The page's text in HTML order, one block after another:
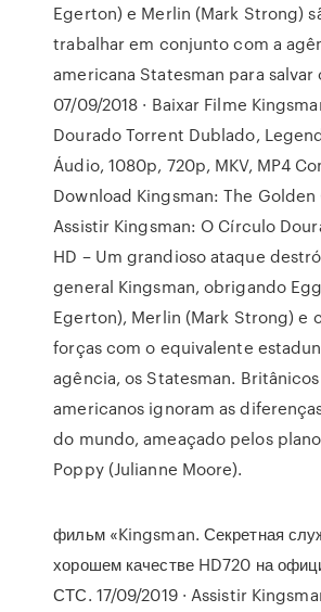
Egerton) e Merlin (Mark Strong)
trabalhar em conjunto com a
americana Statesman para salvar
07/09/2018 · Baixar Filme
Dourado Torrent Dublado,
Áudio, 1080p, 720p, MKV, MP4
Download Kingsman: The
Assistir Kingsman: O Círculo
HD – Um grandioso ataque
general Kingsman, obrigando
Egerton), Merlin (Mark Strong) e
forças com o equivalente
agência, os Statesman.
americanos ignoram as
do mundo, ameaçado pelos
Poppy (Julianne Moore).
фильм «Kingsman. Секретная
хорошем качестве HD720 на
СТС. 17/09/2019 · Assistir